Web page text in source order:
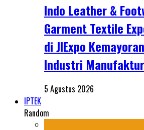
Indo Leather &
Garment Textile
di JIExpo
Industri
5 Agustus 2026
IPTEK
Random